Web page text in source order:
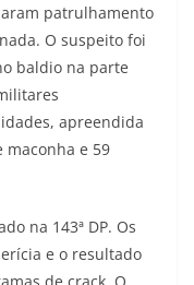
patrulhamento
O suspeito foi
baldio na parte
apreendida
maconha e 59
na 143ª DP. Os
e o resultado
de crack. O